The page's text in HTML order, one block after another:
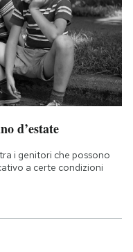
d’estate
i genitori che possono
a certe condizioni